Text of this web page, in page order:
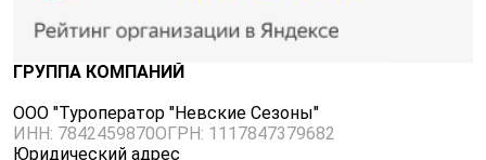
ГРУППА КОМПАНИЙ
ООО "Туроператор "Невские Сезоны"
ИНН: 7842459870ОГРН: 1117847379682
Юридический адрес